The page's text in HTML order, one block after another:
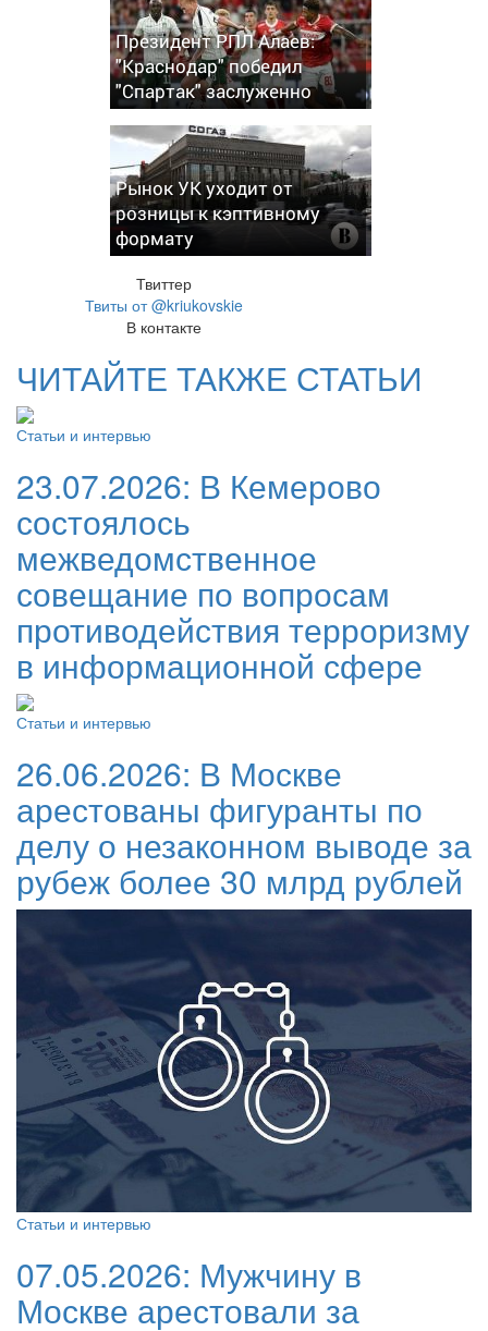
Президент РПЛ Алаев:
"Краснодар" победил
"Спартак" заслуженно
Рынок УК уходит от
розницы к кэптивному
формату
Твиттер
Твиты от @kriukovskie
В контакте
ЧИТАЙТЕ ТАКЖЕ СТАТЬИ
Статьи и интервью
23.07.2026: В Кемерово
состоялось
межведомственное
совещание по вопросам
противодействия терроризму
в информационной сфере
Статьи и интервью
26.06.2026: В Москве
арестованы фигуранты по
делу о незаконном выводе за
рубеж более 30 млрд рублей
Статьи и интервью
07.05.2026: Мужчину в
Москве арестовали за